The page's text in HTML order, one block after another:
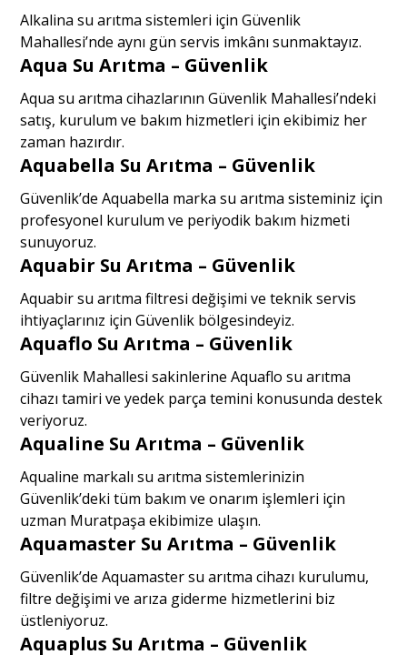
Alkalina su arıtma sistemleri için Güvenlik
Mahallesi’nde aynı gün servis imkânı sunmaktayız.
Aqua Su Arıtma – Güvenlik
Aqua su arıtma cihazlarının Güvenlik Mahallesi’ndeki
satış, kurulum ve bakım hizmetleri için ekibimiz her
zaman hazırdır.
Aquabella Su Arıtma – Güvenlik
Güvenlik’de Aquabella marka su arıtma sisteminiz için
profesyonel kurulum ve periyodik bakım hizmeti
sunuyoruz.
Aquabir Su Arıtma – Güvenlik
Aquabir su arıtma filtresi değişimi ve teknik servis
ihtiyaçlarınız için Güvenlik bölgesindeyiz.
Aquaflo Su Arıtma – Güvenlik
Güvenlik Mahallesi sakinlerine Aquaflo su arıtma
cihazı tamiri ve yedek parça temini konusunda destek
veriyoruz.
Aqualine Su Arıtma – Güvenlik
Aqualine markalı su arıtma sistemlerinizin
Güvenlik’deki tüm bakım ve onarım işlemleri için
uzman Muratpaşa ekibimize ulaşın.
Aquamaster Su Arıtma – Güvenlik
Güvenlik’de Aquamaster su arıtma cihazı kurulumu,
filtre değişimi ve arıza giderme hizmetlerini biz
üstleniyoruz.
Aquaplus Su Arıtma – Güvenlik